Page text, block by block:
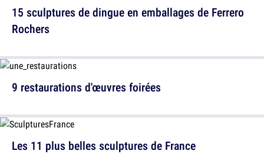
15 sculptures de dingue en emballages de Ferrero
Rochers
Les 11 plus belles sculptures de France
9 restaurations d'œuvres foirées